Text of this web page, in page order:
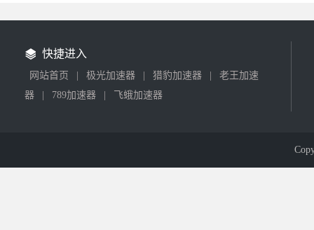
快捷进入
网站首页 极光加速器 猎豹加速器
老王加速
器
789加速器 飞蛾加速器